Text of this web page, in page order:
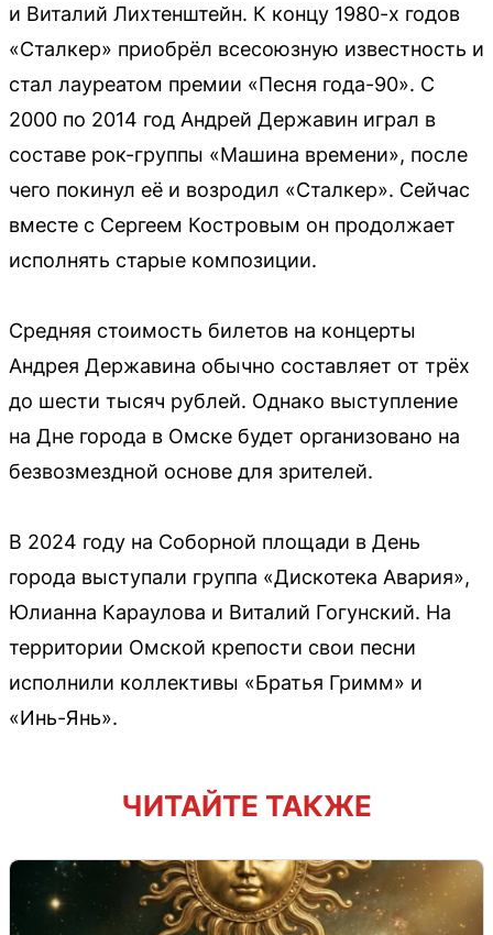
и Виталий Лихтенштейн. К концу 1980-х годов
«Сталкер» приобрёл всесоюзную известность и
стал лауреатом премии «Песня года-90». С
2000 по 2014 год Андрей Державин играл в
составе рок-группы «Машина времени», после
чего покинул её и возродил «Сталкер». Сейчас
вместе с Сергеем Костровым он продолжает
исполнять старые композиции.
Средняя стоимость билетов на концерты
Андрея Державина обычно составляет от трёх
до шести тысяч рублей. Однако выступление
на Дне города в Омске будет организовано на
безвозмездной основе для зрителей.
В 2024 году на Соборной площади в День
города выступали группа «Дискотека Авария»,
Юлианна Караулова и Виталий Гогунский. На
территории Омской крепости свои песни
исполнили коллективы «Братья Гримм» и
«Инь-Янь».
ЧИТАЙТЕ ТАКЖЕ